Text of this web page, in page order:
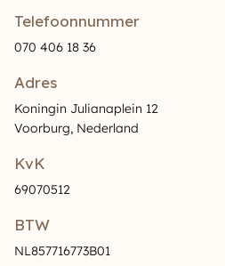
Telefoonnummer
070 406 18 36
Adres
Koningin Julianaplein 12
Voorburg, Nederland
KvK
69070512
BTW
NL857716773B01